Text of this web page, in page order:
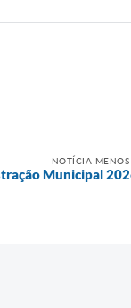
NOTÍCIA MENOS
Municipal